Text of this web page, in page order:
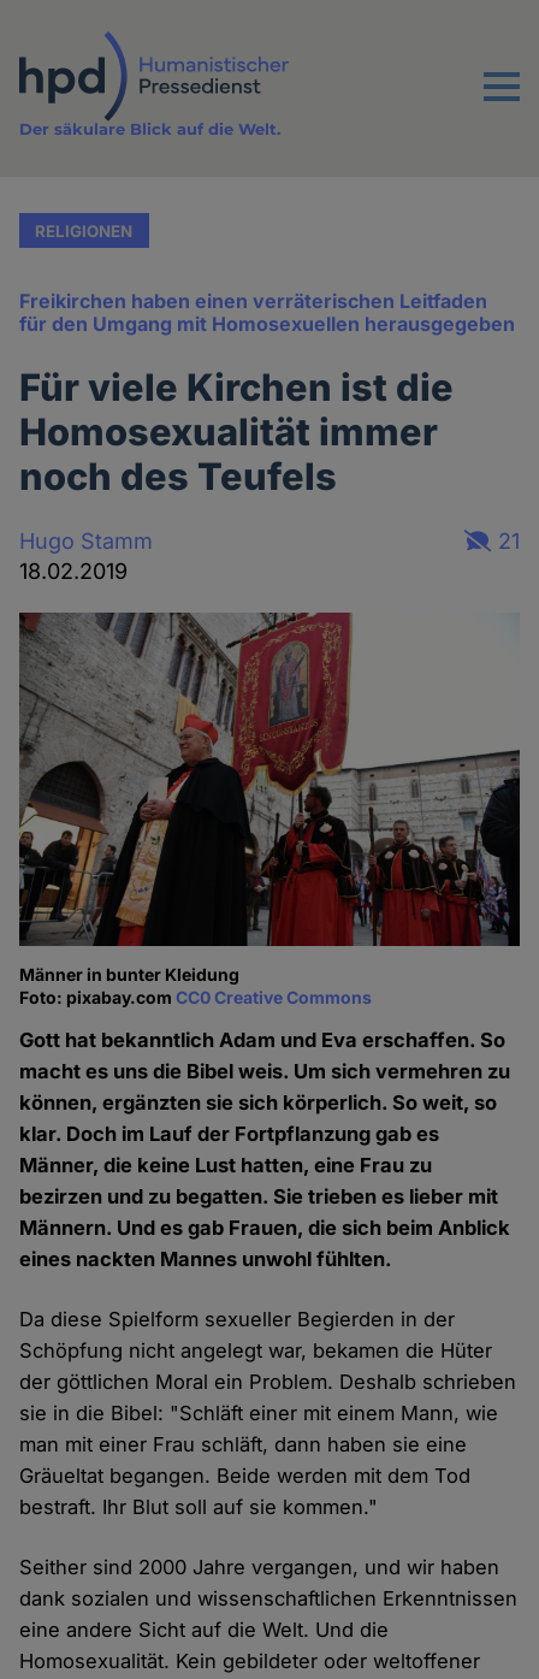
Inhalt
Menu
Der säkulare Blick auf die Welt.
RELIGIONEN
Freikirchen haben einen verräterischen Leitfaden
für den Umgang mit Homosexuellen herausgegeben
Für viele Kirchen ist die
Homosexualität immer
noch des Teufels
Hugo Stamm
18.02.2019
21
Männer in bunter Kleidung
Foto: pixabay.comCC0 Creative Commons
Gott hat bekanntlich Adam und Eva erschaffen. So
macht es uns die Bibel weis. Um sich vermehren zu
können, ergänzten sie sich körperlich. So weit, so
klar. Doch im Lauf der Fortpflanzung gab es
Männer, die keine Lust hatten, eine Frau zu
bezirzen und zu begatten. Sie trieben es lieber mit
Männern. Und es gab Frauen, die sich beim Anblick
eines nackten Mannes unwohl fühlten.
Da diese Spielform sexueller Begierden in der
Schöpfung nicht angelegt war, bekamen die Hüter
der göttlichen Moral ein Problem. Deshalb schrieben
sie in die Bibel: "Schläft einer mit einem Mann, wie
man mit einer Frau schläft, dann haben sie eine
Gräueltat begangen. Beide werden mit dem Tod
bestraft. Ihr Blut soll auf sie kommen."
Seither sind 2000 Jahre vergangen, und wir haben
dank sozialen und wissenschaftlichen Erkenntnissen
eine andere Sicht auf die Welt. Und die
Homosexualität. Kein gebildeter oder weltoffener